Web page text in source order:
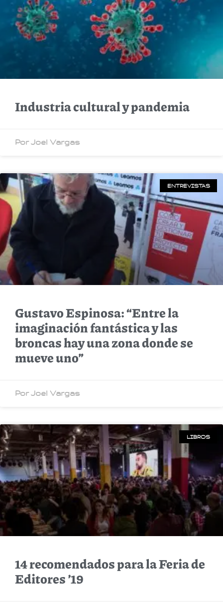
Industria cultural y pandemia
Por Joel Vargas
ENTREVISTAS
Gustavo Espinosa: “Entre la
imaginación fantástica y las
broncas hay una zona donde se
mueve uno”
Por Joel Vargas
LIBROS
14 recomendados para la Feria de
Editores ’19